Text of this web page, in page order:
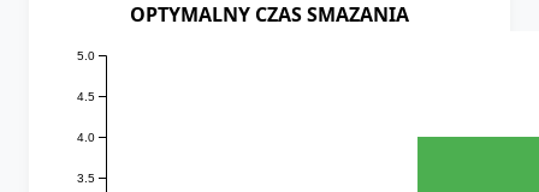
OPTYMALNY CZAS SMAZANIA
3.5
4.0
4.5
5.0